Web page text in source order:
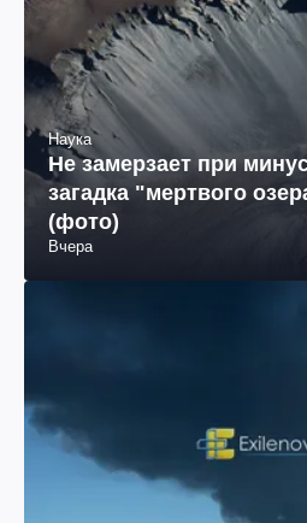
Наука
Не замерзает при
загадка "мертвого
(фото)
Вчера